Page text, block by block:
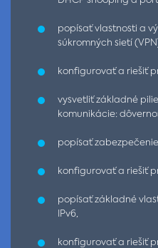
popísať vlastnosti a
súkromných sietí
konfigurovať a riešiť
vysvetliť základné
komunikácie:
popísať zabezpečenie
konfigurovať a riešiť
popísať základné
IPv6,
konfigurovať a riešiť